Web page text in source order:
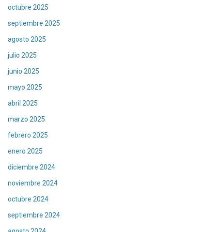
octubre 2025
septiembre 2025
agosto 2025
julio 2025
junio 2025
mayo 2025
abril 2025
marzo 2025
febrero 2025
enero 2025
diciembre 2024
noviembre 2024
octubre 2024
septiembre 2024